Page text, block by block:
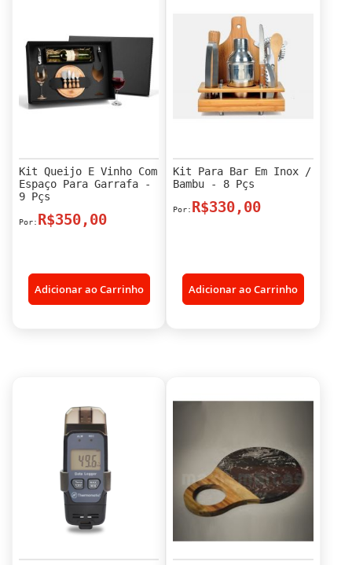
Kit Queijo E Vinho Com
Espaço Para Garrafa -
9 Pçs
R$350,00
Adicionar ao Carrinho
Kit Para Bar Em Inox /
Bambu - 8 Pçs
R$330,00
Adicionar ao Carrinho